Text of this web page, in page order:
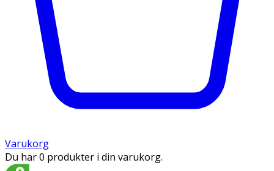
Varukorg
Du har 0 produkter i din varukorg.